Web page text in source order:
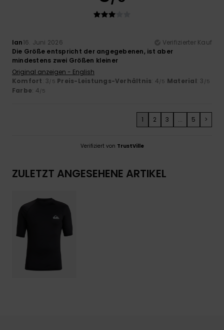
Ian16. Juni 2026
Verifizierter Kauf
Die Größe entspricht der angegebenen, ist aber
mindestens zwei Größen kleiner
Original anzeigen - English
Komfort: 3/5 Preis-Leistungs-Verhältnis: 4/5 Material: 3 /5
Farbe: 4/5
1 2 3 ... 5 >
Verifiziert von TrustVille
ZULETZT ANGESEHENE ARTIKEL